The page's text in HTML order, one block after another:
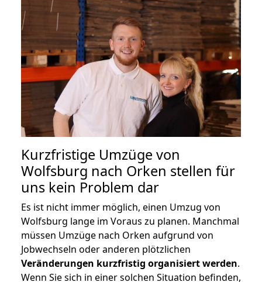
Kurzfristige Umzüge von
Wolfsburg nach Orken stellen für
uns kein Problem dar
Es ist nicht immer möglich, einen Umzug von
Wolfsburg lange im Voraus zu planen. Manchmal
müssen Umzüge nach Orken aufgrund von
Jobwechseln oder anderen plötzlichen
Veränderungen kurzfristig organisiert werden.
Wenn Sie sich in einer solchen Situation befinden,